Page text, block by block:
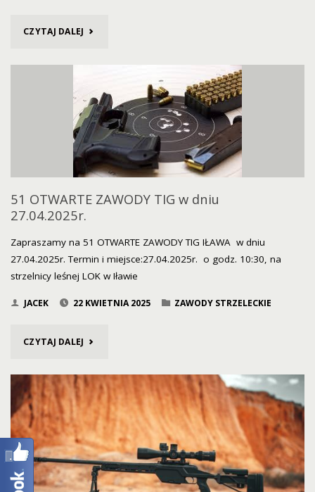
CZYTAJ DALEJ "WALNE
51 OTWARTE ZAWODY TIG w dniu
27.04.2025r.
Zapraszamy na 51 OTWARTE ZAWODY TIG IŁAWA w dniu
27.04.2025r. Termin i miejsce:27.04.2025r. o godz. 10:30, na
strzelnicy leśnej LOK w Iławie
JACEK 22 KWIETNIA 2025 ZAWODY STRZELECKIE
CZYTAJ DALEJ "51
ZAWODY
W
DNIU